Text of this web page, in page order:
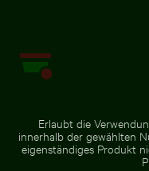
Erlaubt die
innerhalb der gewählten
eigenständiges Produkt